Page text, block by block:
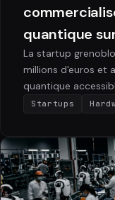
quantique
La startup
millions d'euros et
quantique
Startups